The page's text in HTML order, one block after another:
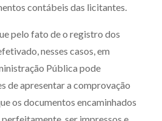
contábeis das licitantes.
pelo fato de o registro dos
nesses casos, em
Pública pode
de apresentar a comprovação
os documentos encaminhados